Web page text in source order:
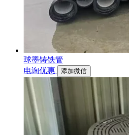
球墨铸铁管
电询优惠
添加微信